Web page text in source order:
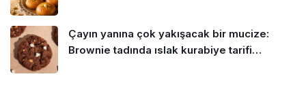
Çayın yanına çok yakışacak bir mucize:
Brownie tadında ıslak kurabiye tarifi…